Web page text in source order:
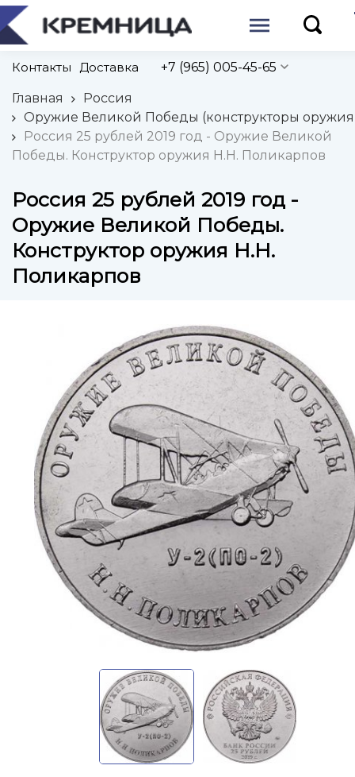
Контакты Доставка +7 (965) 005-45-65
Главная
Россия
Оружие Великой Победы (конструкторы
Россия 25 рублей 2019 год - Оружие Великой
Победы. Конструктор оружия Н.Н. Поликарпов
Россия 25 рублей 2019 год -
Оружие Великой Победы.
Конструктор оружия Н.Н.
Поликарпов